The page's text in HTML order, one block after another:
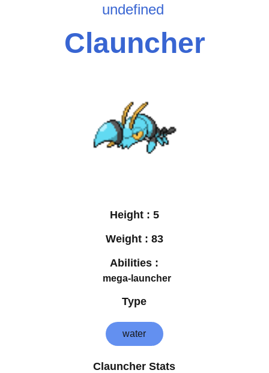
undefined
Clauncher
Height : 5
Weight : 83
Abilities :
mega-launcher
Type
water
Clauncher Stats